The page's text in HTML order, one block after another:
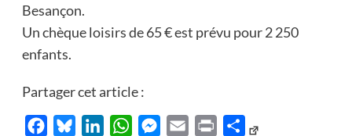
Besançon.
Un chèque loisirs de 65 € est prévu pour 2 250
enfants.
Partager cet article :
FacebookBlueskyLinkedInWhatsAppMessenger
Email Print Partager